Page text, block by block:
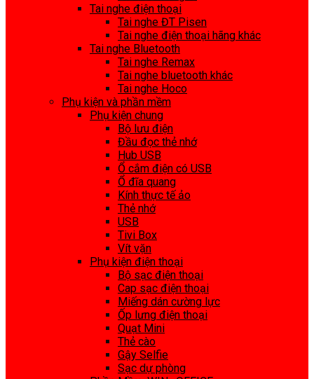
Tai nghe điện thoại
Tai nghe ĐT Pisen
Tai nghe điện thoại hãng khác
Tai nghe Bluetooth
Tai nghe Remax
Tai nghe bluetooth khác
Tai nghe Hoco
Phụ kiện và phần mềm
Phụ kiện chung
Bộ lưu điện
Đầu đọc thẻ nhớ
Hub USB
Ổ cắm điện có USB
Ổ đĩa quang
Kính thực tế ảo
Thẻ nhớ
USB
Tivi Box
Vít vặn
Phụ kiện điện thoại
Bộ sạc điện thoại
Cap sạc điện thoại
Miếng dán cường lực
Ốp lưng điện thoại
Quạt Mini
Thẻ cào
Gậy Selfie
Sạc dự phòng